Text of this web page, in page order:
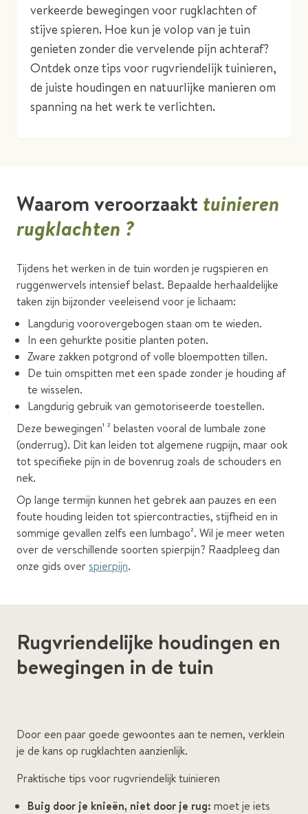
verkeerde bewegingen voor rugklachten of
stijve spieren. Hoe kun je volop van je tuin
genieten zonder die vervelende pijn achteraf?
Ontdek onze tips voor rugvriendelijk tuinieren,
de juiste houdingen en natuurlijke manieren om
spanning na het werk te verlichten.
Waarom veroorzaakt tuinieren
rugklachten ?
Tijdens het werken in de tuin worden je rugspieren en
ruggenwervels intensief belast. Bepaalde herhaaldelijke
taken zijn bijzonder veeleisend voor je lichaam:
Langdurig voorovergebogen staan om te wieden.
In een gehurkte positie planten poten.
Zware zakken potgrond of volle bloempotten tillen.
De tuin omspitten met een spade zonder je houding af
te wisselen.
Langdurig gebruik van gemotoriseerde toestellen.
Deze bewegingen¹ ² belasten vooral de lumbale zone
(onderrug). Dit kan leiden tot algemene rugpijn, maar ook
tot specifieke pijn in de bovenrug zoals de schouders en
nek.
Op lange termijn kunnen het gebrek aan pauzes en een
foute houding leiden tot spiercontracties, stijfheid en in
sommige gevallen zelfs een lumbago². Wil je meer weten
over de verschillende soorten spierpijn? Raadpleeg dan
onze gids over spierpijn.
Rugvriendelijke houdingen en
bewegingen in de tuin
Door een paar goede gewoontes aan te nemen, verklein
je de kans op rugklachten aanzienlijk.
Praktische tips voor rugvriendelijk tuinieren
Buig door je knieën, niet door je rug: moet je iets